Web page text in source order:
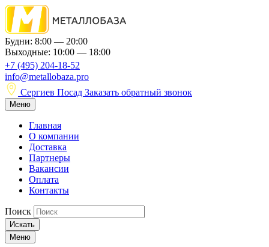
Будни: 8:00 — 20:00
Выходные: 10:00 — 18:00
+7 (495) 204-18-52
info@metallobaza.pro
Сергиев Посад Заказать обратный звонок
Меню
Главная
О компании
Доставка
Партнеры
Вакансии
Оплата
Контакты
Поиск
Искать
Меню